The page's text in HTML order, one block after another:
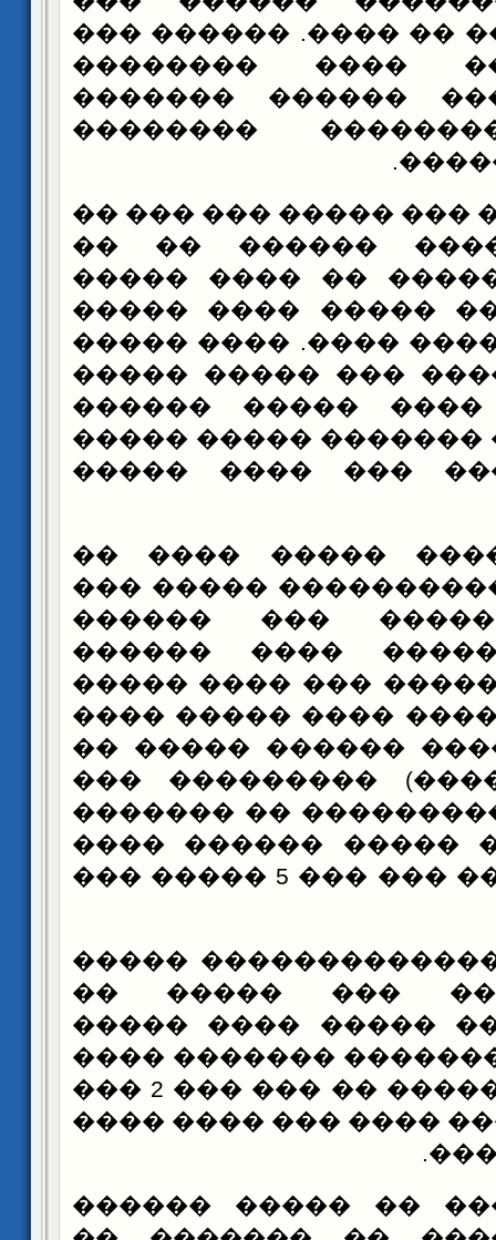
����� ������ ��
������� �� ����
������� ����
������
�� �� ���� ��� �����
����� �������
����� ��� ����� ��
��� ��������
����� ���� ����
�� ��� ������� ���
��� ����� ����
����� ����� �������
������� ���� ���
���� ������
�����
������� ������
���������������
����� ��� ������
��������������
(5000) ��� ������
���� (�� �����)
��������
���� ������ �����
�� ���� ����� ��� ��� 5 ����� ���
������
��� �������
������� ����
������ ��� �������
���� ��� ������� �� ��� ��� 2 ���
3 ����� ������ ����
���� ����� ��